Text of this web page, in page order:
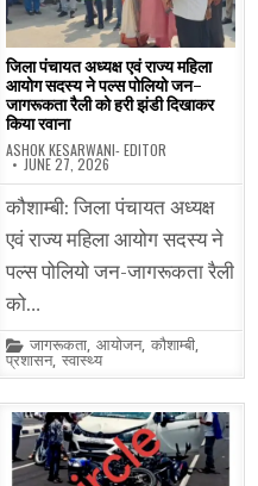
जिला पंचायत अध्यक्ष एवं राज्य महिला
आयोग सदस्य ने पल्स पोलियो जन-
जागरूकता रैली को हरी झंडी दिखाकर
किया रवाना
ASHOK KESARWANI- EDITOR
JUNE 27, 2026
कौशाम्बी: जिला पंचायत अध्यक्ष
एवं राज्य महिला आयोग सदस्य ने
पल्स पोलियो जन-जागरूकता रैली
को…
Posted
in
जागरूकता,आयोजन,कौशाम्बी,
प्रशासन,स्वास्थ्य